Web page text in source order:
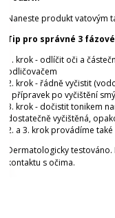
Naneste produkt vatovým
Tip pro správné 3
1. krok - odlíčit oči a
odličovačem
2. krok - řádně vyčistit
- přípravek po vyčištění
3. krok - dočistit tonikem
dostatečně vyčištěná,
2. a 3. krok provádíme
Dermatologicky
kontaktu s očima.